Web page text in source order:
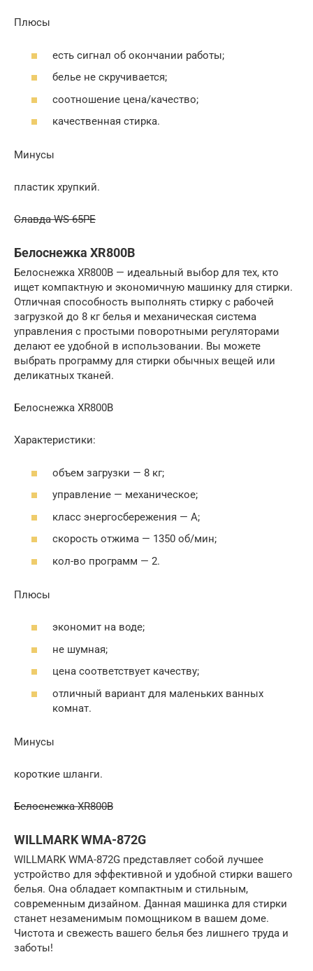
Плюсы
есть сигнал об окончании работы;
белье не скручивается;
соотношение цена/качество;
качественная стирка.
Минусы
пластик хрупкий.
Славда WS-65PE
Белоснежка XR800B
Белоснежка XR800B — идеальный выбор для тех, кто
ищет компактную и экономичную машинку для стирки.
Отличная способность выполнять стирку с рабочей
загрузкой до 8 кг белья и механическая система
управления с простыми поворотными регуляторами
делают ее удобной в использовании. Вы можете
выбрать программу для стирки обычных вещей или
деликатных тканей.
Белоснежка XR800B
Характеристики:
объем загрузки — 8 кг;
управление — механическое;
класс энергосбережения — А;
скорость отжима — 1350 об/мин;
кол-во программ — 2.
Плюсы
экономит на воде;
не шумная;
цена соответствует качеству;
отличный вариант для маленьких ванных
комнат.
Минусы
короткие шланги.
Белоснежка XR800B
WILLMARK WMA-872G
WILLMARK WMA-872G представляет собой лучшее
устройство для эффективной и удобной стирки вашего
белья. Она обладает компактным и стильным,
современным дизайном. Данная машинка для стирки
станет незаменимым помощником в вашем доме.
Чистота и свежесть вашего белья без лишнего труда и
заботы!